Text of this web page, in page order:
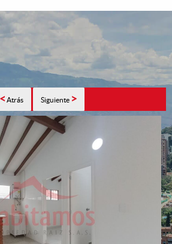
< Atrás Siguiente >